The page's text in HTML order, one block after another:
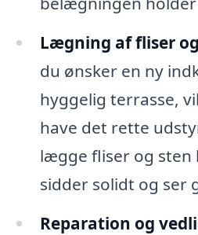
Lægning af fliser
du ønsker en ny
hyggelig terrasse,
have det rette
lægge fliser og sten
sidder solidt og ser
Reparation og